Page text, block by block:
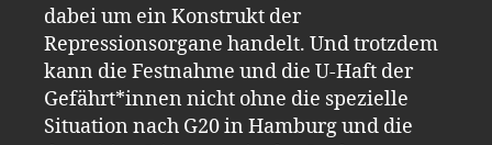
dabei um ein Konstrukt der
Repressionsorgane handelt. Und trotzdem
kann die Festnahme und die U-Haft der
Gefährt*innen nicht ohne die spezielle
Situation nach G20 in Hamburg und die